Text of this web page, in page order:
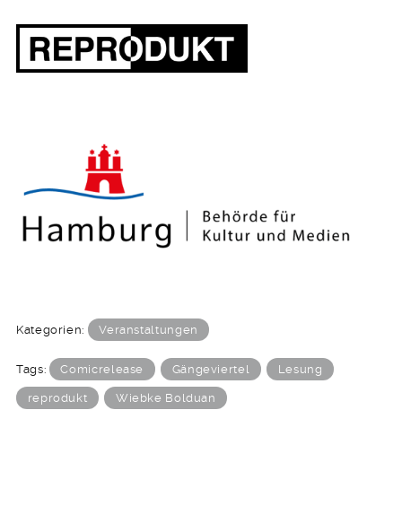
Kategorien: Veranstaltungen
Tags: Comicrelease Gängeviertel Lesung
reprodukt Wiebke Bolduan